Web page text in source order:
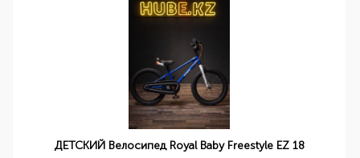
ДЕТСКИЙ Велосипед Royal Baby Freestyle EZ 18